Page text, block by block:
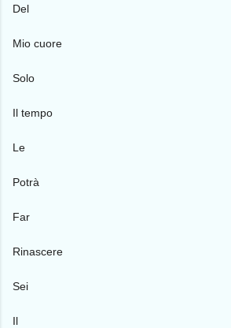
Del
Mio cuore
Solo
Il tempo
Le
Potrà
Far
Rinascere
Sei
Il